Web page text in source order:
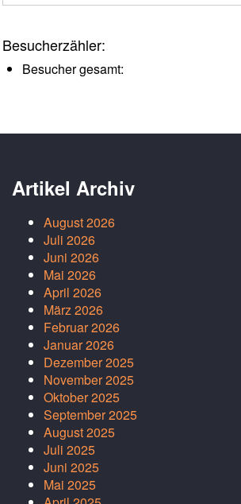
Besucherzähler:
Besucher gesamt:
Artikel Archiv
August 2026
Juli 2026
Juni 2026
Mai 2026
April 2026
März 2026
Februar 2026
Januar 2026
Dezember 2025
November 2025
Oktober 2025
September 2025
August 2025
Juli 2025
Juni 2025
Mai 2025